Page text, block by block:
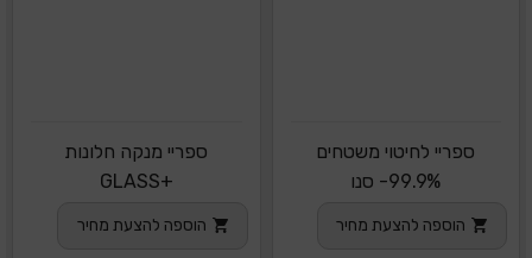
ספריי לחיטוי משטחים
99.9%- סנו
הוספה להצעת מחיר
ספריי מנקה חלונות
+GLASS
הוספה להצעת מחיר